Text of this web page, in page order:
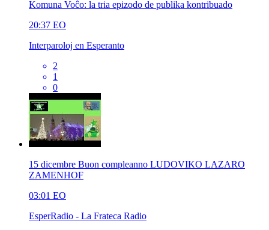
Komuna Voĉo: la tria epizodo de publika kontribuado
20:37 EO
Interparoloj en Esperanto
2
1
0
15 dicembre Buon compleanno LUDOVIKO LAZARO
ZAMENHOF
03:01 EO
EsperRadio - La Frateca Radio